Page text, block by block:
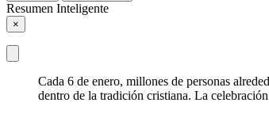
Resumen Inteligente
×
Cada 6 de enero, millones de personas
dentro de la tradición cristiana. La